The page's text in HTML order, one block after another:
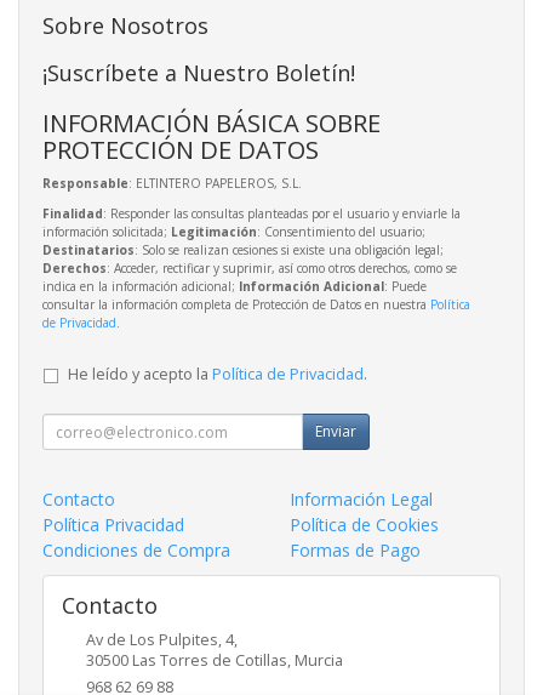
Sobre Nosotros
¡Suscríbete a Nuestro Boletín!
INFORMACIÓN BÁSICA SOBRE
PROTECCIÓN DE DATOS
Responsable: ELTINTERO PAPELEROS, S.L.
Finalidad: Responder las consultas planteadas por el usuario y enviarle la
información solicitada; Legitimación: Consentimiento del usuario;
Destinatarios: Solo se realizan cesiones si existe una obligación legal;
Derechos: Acceder, rectificar y suprimir, así como otros derechos, como se
indica en la información adicional; Información Adicional: Puede
consultar la información completa de Protección de Datos en nuestra Política
de Privacidad.
He leído y acepto la Política de Privacidad.
Enviar
Contacto
Información Legal
Política Privacidad
Política de Cookies
Condiciones de Compra
Formas de Pago
Contacto
Av de Los Pulpites, 4,
30500 Las Torres de Cotillas, Murcia
968 62 69 88